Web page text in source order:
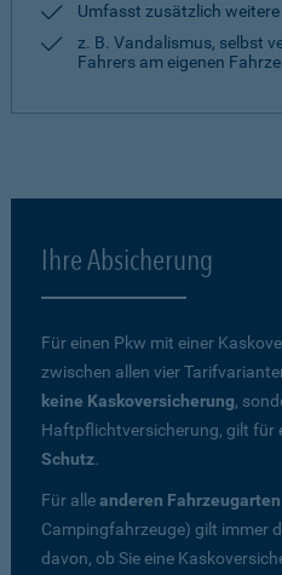
Umfasst zusätzlich
z. B. Vandalismus, selbst
Fahrers am eigenen
Ihre Absicherung
Für einen Pkw mit einer
zwischen allen vier
keine Kaskoversicherung,
Haftpflichtversicherung, gilt für
Schutz.
Für alleanderen Fahrzeugarten
Campingfahrzeuge) gilt immer
davon, ob Sie eine